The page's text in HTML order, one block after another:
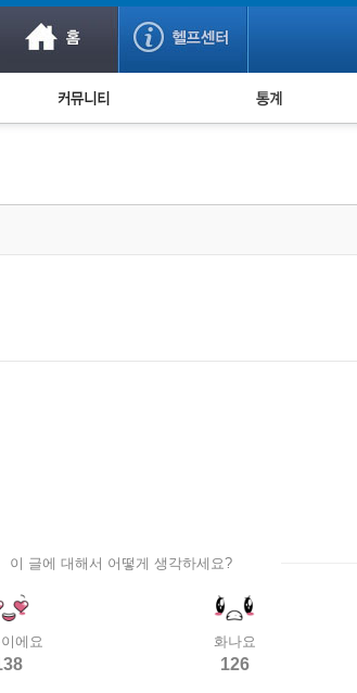
사기 예방했어요! 누적 피해사례 통계
이 글에 대해서 어떻게 생각하세요?
에요 화나요
126